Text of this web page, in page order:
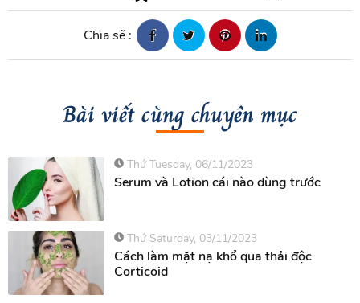
Chia sẽ :
Bài viết cùng chuyên mục
Thứ Tuesday, 06/11/2023
Serum và Lotion cái nào dùng trước
Thứ Saturday, 03/11/2023
Cách làm mặt nạ khổ qua thải độc
Corticoid